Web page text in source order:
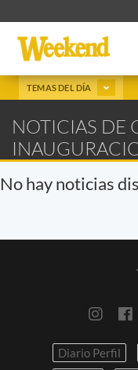
TEMAS DEL DÍA
NOTICIAS DE
No hay noticias
Diario Perfil